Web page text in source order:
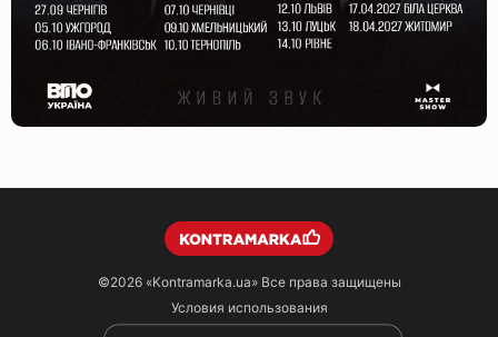
©2026 «Kontramarka.ua»Все права защищены
Условия использования